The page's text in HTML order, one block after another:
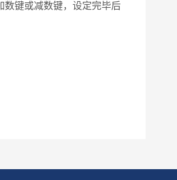
键或减数键，设定完毕后